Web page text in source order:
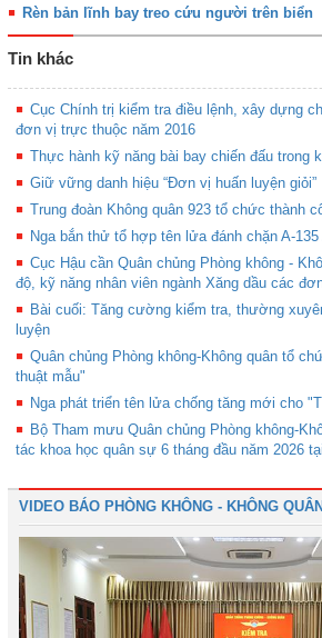
Rèn bản lĩnh bay treo cứu người trên biển
Tin khác
Cục Chính trị kiểm tra điều lệnh, xây dựng
đơn vị trực thuộc năm 2016
Thực hành kỹ năng bài bay chiến đấu trong
Giữ vững danh hiệu “Đơn vị huấn luyện giỏi”
Trung đoàn Không quân 923 tổ chức thành
Nga bắn thử tổ hợp tên lửa đánh chặn A-135
Cục Hậu cần Quân chủng Phòng không -
độ, kỹ năng nhân viên ngành Xăng dầu các
Bài cuối: Tăng cường kiểm tra, thường
luyện
Quân chủng Phòng không-Không quân tổ
thuật mẫu"
Nga phát triển tên lửa chống tăng mới cho
Bộ Tham mưu Quân chủng Phòng không-
tác khoa học quân sự 6 tháng đầu năm 2026
VIDEO BÁO PHÒNG KHÔNG - KHÔNG QUÂN